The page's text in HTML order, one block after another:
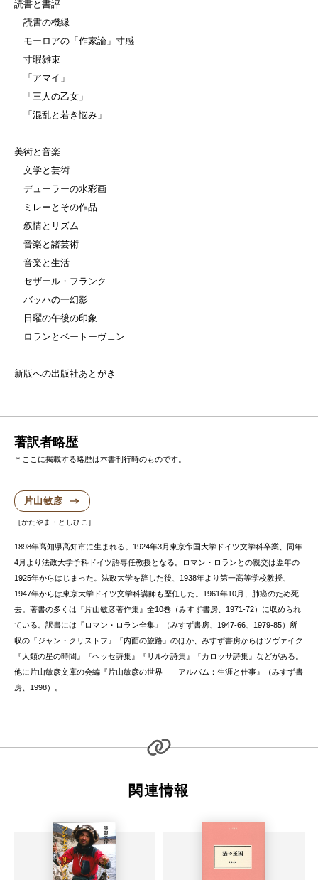
読書と書評
読書の機縁
モーロアの「作家論」寸感
寸暇雑束
「アマイ」
「三人の乙女」
「混乱と若き悩み」
美術と音楽
文学と芸術
デューラーの水彩画
ミレーとその作品
叙情とリズム
音楽と諸芸術
音楽と生活
セザール・フランク
バッハの一幻影
日曜の午後の印象
ロランとベートーヴェン
新版への出版社あとがき
著訳者略歴
＊ここに掲載する略歴は本書刊行時のものです。
片山敏彦
かたやま・としひこ
1898年高知県高知市に生まれる。1924年3月東京帝国大学ドイツ文学科卒業、同年
4月より法政大学予科ドイツ語専任教授となる。ロマン・ロランとの親交は翌年の
1925年からはじまった。法政大学を辞した後、1938年より第一高等学校教授、
1947年からは東京大学ドイツ文学科講師も歴任した。1961年10月、肺癌のため死
去。著書の多くは『片山敏彦著作集』全10巻（みすず書房、1971-72）に収められ
ている。訳書には『ロマン・ロラン全集』（みすず書房、1947-66、1979-85）所
収の『ジャン・クリストフ』『内面の旅路』のほか、みすず書房からはツヴァイク
『人類の星の時間』『ヘッセ詩集』『リルケ詩集』『カロッサ詩集』などがある。
他に片山敏彦文庫の会編『片山敏彦の世界——アルバム：生涯と仕事』（みすず書
房、1998）。
関連情報